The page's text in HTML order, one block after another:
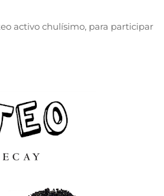
activo chulísimo, para participar